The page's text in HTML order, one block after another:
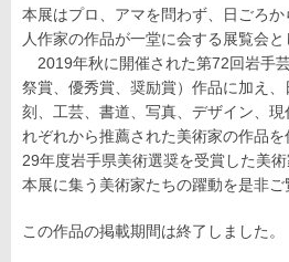
本展はプロ、アマを問わず、日ごろ
人作家の作品が一堂に会する展覧会と
2019年秋に開催された第72回岩手
祭賞、優秀賞、奨励賞）作品に加え
刻、工芸、書道、写真、デザイン、
れぞれから推薦された美術家の作品
29年度岩手県美術選奨を受賞した美術
本展に集う美術家たちの躍動を是非ご
この作品の掲載期間は終了しました。